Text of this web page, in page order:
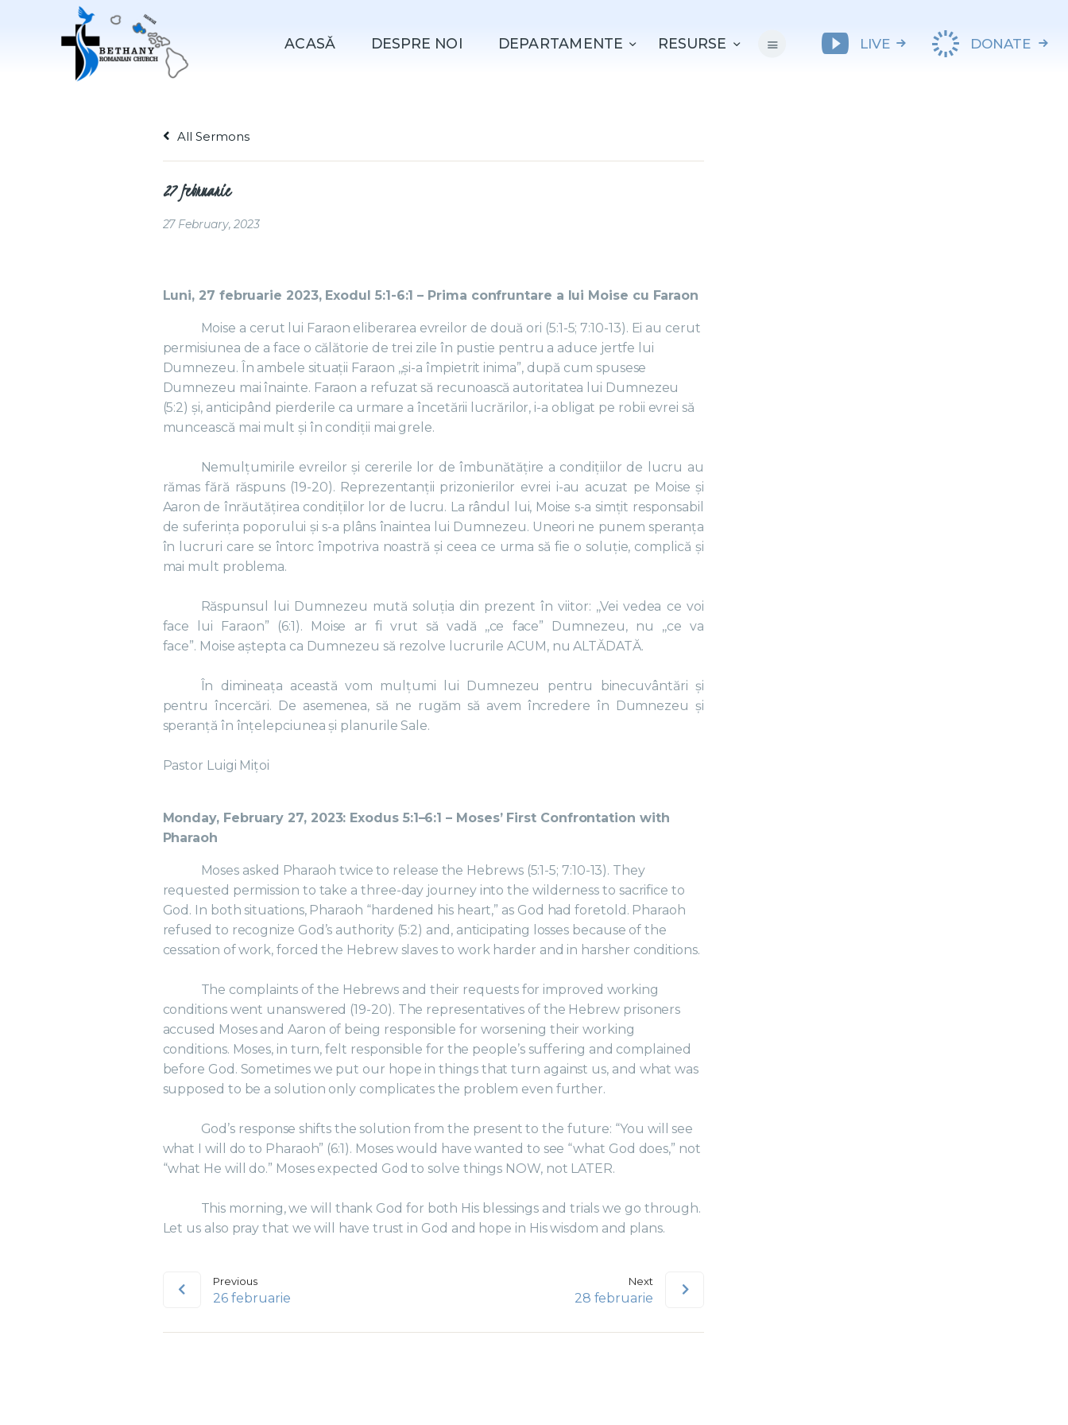
ACASǍ DESPRE NOI DEPARTAMENTE RESURSE LIVE DONATE
DESPRE NOI
EVENIMENTE
All Sermons
27 februarie
27 February, 2023
Luni, 27 februarie 2023, Exodul 5:1-6:1 – Prima confruntare a lui Moise cu Faraon
Moise a cerut lui Faraon eliberarea evreilor de două ori (5:1-5; 7:10-13). Ei au cerut
permisiunea de a face o călătorie de trei zile în pustie pentru a aduce jertfe lui
Dumnezeu. În ambele situații Faraon ,,și-a împietrit inima”, după cum spusese
Dumnezeu mai înainte. Faraon a refuzat să recunoască autoritatea lui Dumnezeu
(5:2) și, anticipând pierderile ca urmare a încetării lucrărilor, i-a obligat pe robii evrei să
muncească mai mult și în condiții mai grele.
Nemulțumirile evreilor și cererile lor de îmbunătățire a condițiilor de lucru au
rămas fără răspuns (19-20). Reprezentanții prizonierilor evrei i-au acuzat pe Moise și
Aaron de înrăutățirea condițiilor lor de lucru. La rândul lui, Moise s-a simțit responsabil
de suferința poporului și s-a plâns înaintea lui Dumnezeu. Uneori ne punem speranța
în lucruri care se întorc împotriva noastră și ceea ce urma să fie o soluție, complică și
mai mult problema.
Răspunsul lui Dumnezeu mută soluția din prezent în viitor: ,,Vei vedea ce voi
face lui Faraon” (6:1). Moise ar fi vrut să vadă ,,ce face” Dumnezeu, nu ,,ce va
face”. Moise aștepta ca Dumnezeu să rezolve lucrurile ACUM, nu ALTĂDATĂ.
În dimineața această vom mulțumi lui Dumnezeu pentru binecuvântări și
pentru încercări. De asemenea, să ne rugăm să avem încredere în Dumnezeu și
speranță în înțelepciunea și planurile Sale.
Pastor Luigi Mițoi
Monday, February 27, 2023: Exodus 5:1–6:1 – Moses’ First Confrontation with
Pharaoh
Moses asked Pharaoh twice to release the Hebrews (5:1-5; 7:10-13). They
requested permission to take a three-day journey into the wilderness to sacrifice to
God. In both situations, Pharaoh “hardened his heart,” as God had foretold. Pharaoh
refused to recognize God’s authority (5:2) and, anticipating losses because of the
cessation of work, forced the Hebrew slaves to work harder and in harsher conditions.
The complaints of the Hebrews and their requests for improved working
conditions went unanswered (19-20). The representatives of the Hebrew prisoners
accused Moses and Aaron of being responsible for worsening their working
conditions. Moses, in turn, felt responsible for the people’s suffering and complained
before God. Sometimes we put our hope in things that turn against us, and what was
supposed to be a solution only complicates the problem even further.
God’s response shifts the solution from the present to the future: “You will see
what I will do to Pharaoh” (6:1). Moses would have wanted to see “what God does,” not
“what He will do.” Moses expected God to solve things NOW, not LATER.
This morning, we will thank God for both His blessings and trials we go through.
Let us also pray that we will have trust in God and hope in His wisdom and plans.
Previous
26 februarie
Next
28 februarie